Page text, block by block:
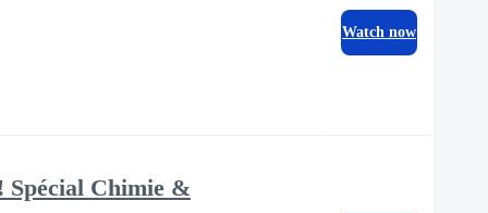
Watch now
Spécial Chimie &